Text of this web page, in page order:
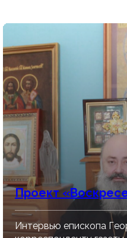
Проект
Интервью епископа